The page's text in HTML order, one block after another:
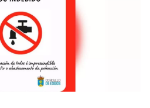
fuerza militar para
contra los cárteles en